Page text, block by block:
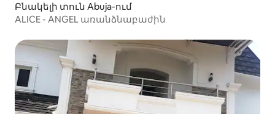
Բնակելի տուն Abuja-ում
ALICE - ANGEL առանձնաբաժին